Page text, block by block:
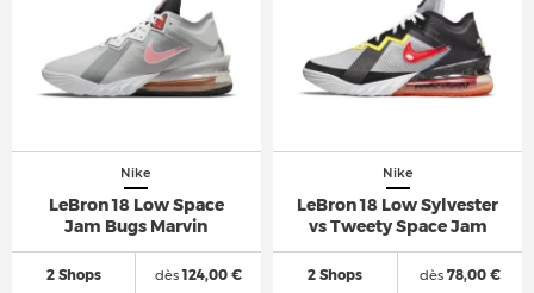
Nike
LeBron 18 Low Space
Jam Bugs Marvin
2 Shops dès124,00 €
Nike
LeBron 18 Low Sylvester
vs Tweety Space Jam
2 Shops dès78,00 €